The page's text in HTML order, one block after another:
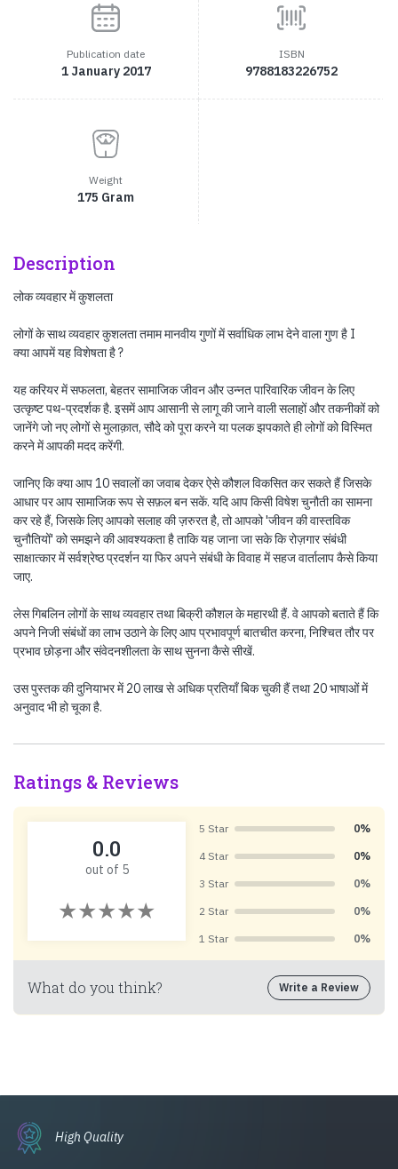
Publication date
1 January 2017
ISBN
9788183226752
Weight
175 Gram
Description
लोक व्यवहार में कुशलता
लोगों के साथ व्यवहार कुशलता तमाम मानवीय गुणों में सर्वाधिक लाभ देने वाला गुण है I
क्या आपमें यह विशेषता है ?
यह करियर में सफलता, बेहतर सामाजिक जीवन और उन्नत पारिवारिक जीवन के लिए
उत्कृष्ट पथ-प्रदर्शक है. इसमें आप आसानी से लागू की जाने वाली सलाहों और तकनीकों को
जानेंगे जो नए लोगों से मुलाक़ात, सौदे को पूरा करने या पलक झपकाते ही लोगों को विस्मित
करने में आपकी मदद करेंगी.
जानिए कि क्या आप 10 सवालों का जवाब देकर ऐसे कौशल विकसित कर सकते हैं जिसके
आधार पर आप सामाजिक रूप से सफ़ल बन सकें. यदि आप किसी विषेश चुनौती का सामना
कर रहे हैं, जिसके लिए आपको सलाह की ज़रुरत है, तो आपको 'जीवन की वास्तविक
चुनौतियों' को समझने की आवश्यकता है ताकि यह जाना जा सके कि रोज़गार संबंधी
साक्षात्कार में सर्वश्रेष्ठ प्रदर्शन या फिर अपने संबंधी के विवाह में सहज वार्तालाप कैसे किया
जाए.
लेस गिबलिन लोगों के साथ व्यवहार तथा बिक्री कौशल के महारथी हैं. वे आपको बताते हैं कि
अपने निजी संबंधों का लाभ उठाने के लिए आप प्रभावपूर्ण बातचीत करना, निश्चित तौर पर
प्रभाव छोड़ना और संवेदनशीलता के साथ सुनना कैसे सीखें.
उस पुस्तक की दुनियाभर में 20 लाख से अधिक प्रतियाँ बिक चुकी हैं तथा 20 भाषाओं में
अनुवाद भी हो चूका है.
Ratings & Reviews
0.0
out of 5
5 Star 0%
4 Star 0%
3 Star 0%
2 Star 0%
1 Star 0%
What do you think? Write a Review
High Quality